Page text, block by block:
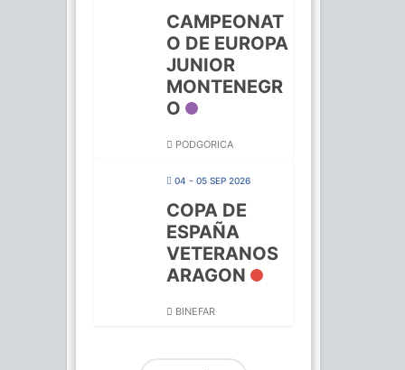
CAMPEONAT
O DE EUROPA
JUNIOR
MONTENEGR
O
PODGORICA
04 - 05 SEP 2026
COPA DE
ESPAÑA
VETERANOS
ARAGON
BINEFAR